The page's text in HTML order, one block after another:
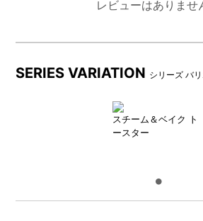
ない場合、ご注文商品のお渡し、回収は
い。梱包資材、段ボールはお客様でご用意
BOXまたは管理人預かりなどの配送はご
※ 下取り回収のみを承ることはできません
商品お届け・下取り商品
（回収後）
レビューはありませ
SERIES VARIATION シリーズ バ
スチーム＆ベイク ト
ースター